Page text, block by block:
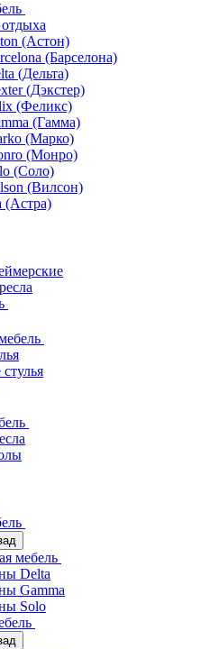
(Астон)
(Барселона)
(Дельта)
(Дэкстер)
(Феликс)
(Гамма)
(Марко)
(Монро)
(Соло)
(Вилсон)
мебель
Delta
Gamma
Solo